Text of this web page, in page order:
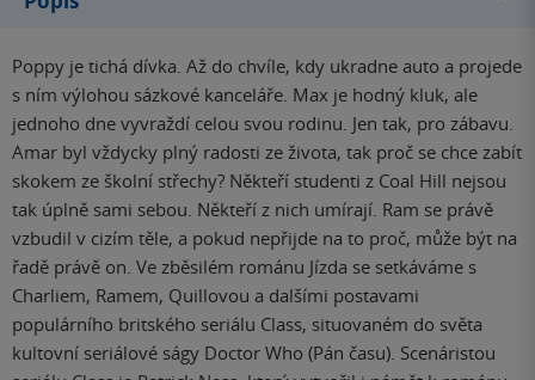
Poppy je tichá dívka. Až do chvíle, kdy ukradne auto a projede
s ním výlohou sázkové kanceláře. Max je hodný kluk, ale
jednoho dne vyvraždí celou svou rodinu. Jen tak, pro zábavu.
Amar byl vždycky plný radosti ze života, tak proč se chce zabít
skokem ze školní střechy? Někteří studenti z Coal Hill nejsou
tak úplně sami sebou. Někteří z nich umírají. Ram se právě
vzbudil v cizím těle, a pokud nepřijde na to proč, může být na
řadě právě on. Ve zběsilém románu Jízda se setkáváme s
Charliem, Ramem, Quillovou a dalšími postavami
populárního britského seriálu Class, situovaném do světa
kultovní seriálové ságy Doctor Who (Pán času). Scenáristou